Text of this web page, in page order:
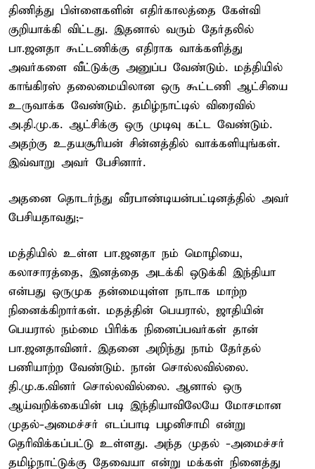
திணித்து பிள்ளைகளின் எதிர்காலத்தை கேள்வி
குறியாக்கி விட்டது. இதனால் வரும் தேர்தலில்
பா.ஜனதா கூட்டணிக்கு எதிராக வாக்களித்து
அவர்களை வீட்டுக்கு அனுப்ப வேண்டும். மத்தியில்
காங்கிரஸ் தலைமையிலான ஒரு கூட்டணி ஆட்சியை
உருவாக்க வேண்டும். தமிழ்நாட்டில் விரைவில்
அ.தி.மு.க. ஆட்சிக்கு ஒரு முடிவு கட்ட வேண்டும்.
அதற்கு உதயசூரியன் சின்னத்தில் வாக்களியுங்கள்.
இவ்வாறு அவர் பேசினார்.
அதனை தொடர்ந்து வீரபாண்டியன்பட்டினத்தில் அவர்
பேசியதாவது;-
மத்தியில் உள்ள பா.ஜனதா நம் மொழியை,
கலாசாரத்தை, இனத்தை அடக்கி ஒடுக்கி இந்தியா
என்பது ஒருமுக தன்மையுள்ள நாடாக மாற்ற
நினைக்கிறார்கள். மதத்தின் பெயரால், ஜாதியின்
பெயரால் நம்மை பிரிக்க நினைப்பவர்கள் தான்
பா.ஜனதாவினர். இதனை அறிந்து நாம் தேர்தல்
பணியாற்ற வேண்டும். நான் சொல்லவில்லை.
தி.மு.க.வினர் சொல்லவில்லை. ஆனால் ஒரு
ஆய்வறிக்கையின் படி இந்தியாவிலேயே மோசமான
முதல்-அமைச்சர் எடப்பாடி பழனிசாமி என்று
தெரிவிக்கப்பட்டு உள்ளது. அந்த முதல் -அமைச்சர்
தமிழ்நாட்டுக்கு தேவையா என்று மக்கள் நினைத்து